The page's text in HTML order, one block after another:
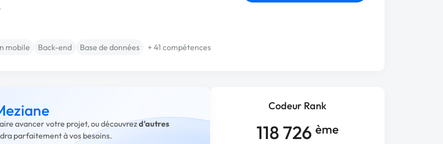
mobile Back-end Base de données + 41 compétences
Codeur Rank
118 726 ème
avancer votre projet, ou découvrezd'autres
parfaitement à vos besoins.